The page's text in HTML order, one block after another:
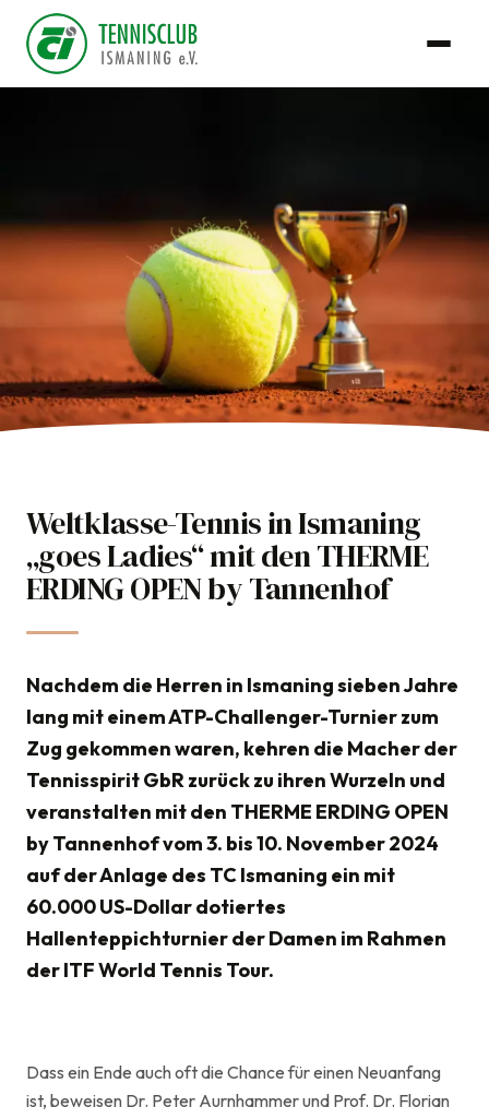
14. Oktober 2024
Mannschaften
Weltklasse-Tennis in Ismaning
„goes Ladies“ mit den THERME
ERDING OPEN by Tannenhof
Nachdem die Herren in Ismaning sieben Jahre
lang mit einem ATP-Challenger-Turnier zum
Zug gekommen waren, kehren die Macher der
Tennisspirit GbR zurück zu ihren Wurzeln und
veranstalten mit den THERME ERDING OPEN
by Tannenhof vom 3. bis 10. November 2024
auf der Anlage des TC Ismaning ein mit
60.000 US-Dollar dotiertes
Hallenteppichturnier der Damen im Rahmen
der ITF World Tennis Tour.
Dass ein Ende auch oft die Chance für einen Neuanfang
ist, beweisen Dr. Peter Aurnhammer und Prof. Dr. Florian